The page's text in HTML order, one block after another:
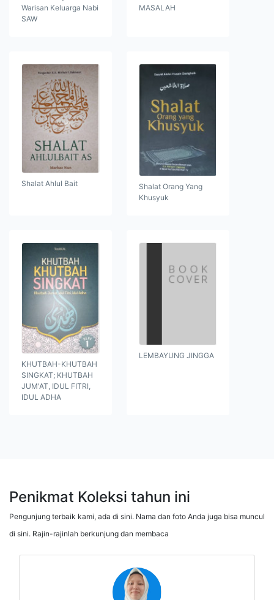
Warisan Keluarga Nabi
SAW
MASALAH
Shalat Ahlul Bait
Shalat Orang Yang
Khusyuk
KHUTBAH-KHUTBAH
SINGKAT; KHUTBAH
JUM'AT, IDUL FITRI,
IDUL ADHA
LEMBAYUNG JINGGA
Penikmat Koleksi tahun ini
Pengunjung terbaik kami, ada di sini. Nama dan foto Anda juga bisa muncul
di sini. Rajin-rajinlah berkunjung dan membaca